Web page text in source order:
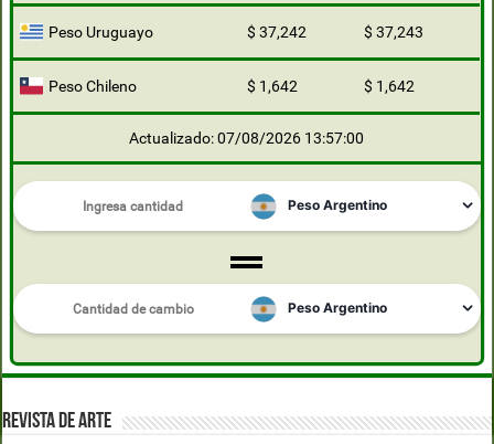
Peso Uruguayo $ 37,242 $ 37,243
Peso Chileno $ 1,642 $ 1,642
Actualizado: 07/08/2026 13:57:00
REVISTA DE ARTE